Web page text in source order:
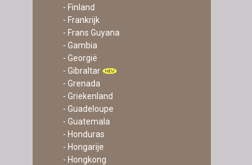
- Finland
- Frankrijk
- Frans Guyana
- Gambia
- Georgië
- Gibraltar
- Grenada
- Griekenland
- Guadeloupe
- Guatemala
- Honduras
- Hongarije
- Hongkong